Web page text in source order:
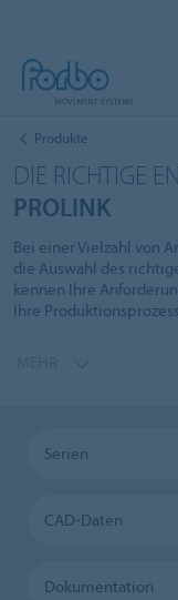
Produkte
DIE RICHTIGE
PROLINK
Bei einer Vielzahl von
die Auswahl des
kennen Ihre
Ihre
Serien
CAD-Daten
Dokumentation